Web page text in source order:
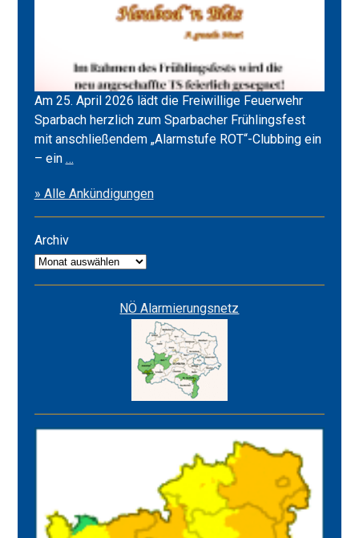
Am 25. April 2026 lädt die Freiwillige Feuerwehr
Sparbach herzlich zum Sparbacher Frühlingsfest
mit anschließendem „Alarmstufe ROT“-Clubbing ein
– ein …Frühlingsfest
&
Alarmstufe
» Alle Ankündigungen
Archiv
Archiv
NÖ Alarmierungsnetz